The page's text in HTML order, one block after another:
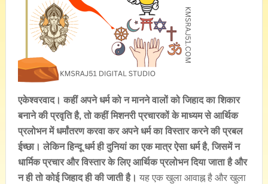
एकेश्वरवाद। कहीं अपने धर्म को न मानने वालों को जिहाद का शिकार
बनाने की प्रवृति है, तो कहीं मिशनरी प्रचारकों के माध्यम से आर्थिक
प्रलोभन में धर्मांतरण करवा कर अपने धर्म का विस्तार करने की प्रबल
ईच्छा। लेकिन हिन्दू धर्म ही दुनियां का एक मात्र ऐसा धर्म है, जिसमें न
धार्मिक प्रचार और विस्तार के लिए आर्थिक प्रलोभन दिया जाता है और
न ही तो कोई जिहाद ही की जाती है। यह एक खुला आवाह्न है और खुला